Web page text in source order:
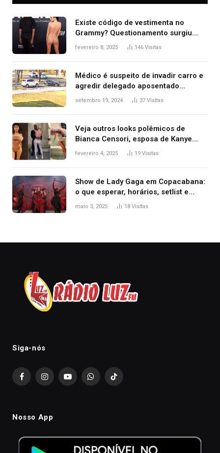
Existe código de vestimenta no
Grammy? Questionamento surgiu
após Bianca Censori, mulher de
fevereiro 8, 2025 146 Visitas
Médico é suspeito de invadir carro e
agredir delegado aposentado
durante confusão no trânsito
setembro 19, 2024 37 Visitas
Veja outros looks polêmicos de
Bianca Censori, esposa de Kanye
West que apareceu nua no Grammy
fevereiro 4, 2025 19 Visitas
Show de Lady Gaga em Copacabana:
o que esperar, horários, setlist e
onde assistir
maio 3, 2025 18 Visitas
Siga-nós
FacebookInstagramYouTubeWhatsAppTikTok
Nosso App